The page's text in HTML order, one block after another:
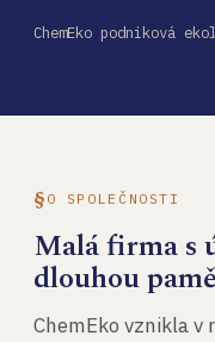
ChemEko podniková
O SPOLEČNOSTI
Malá firma s
dlouhou
ChemEko vznikla v